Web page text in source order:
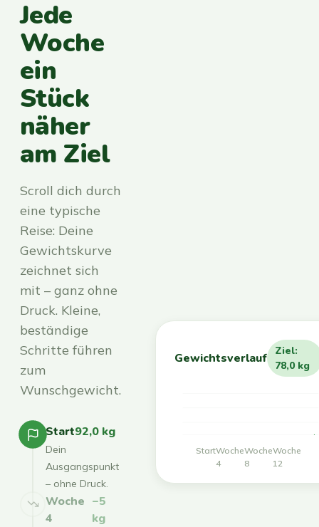
Jede
Woche
ein
Stück
näher
am Ziel
Scroll dich durch
eine typische
Reise: Deine
Gewichtskurve
zeichnet sich
mit – ganz ohne
Druck. Kleine,
beständige
Schritte führen
zum
Wunschgewicht.
Start92,0 kg
Dein
Ausgangspunkt
– ohne Druck.
Woche
4
−5
kg
Gewichtsverlauf
Ziel:
78,0 kg
StartWoche
4
Woche
8
Woche
12